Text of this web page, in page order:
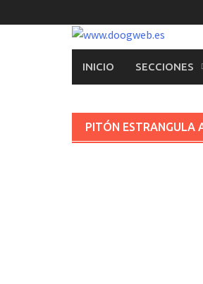
al
INICIO SECCIONES
PITÓN ESTRANGULA